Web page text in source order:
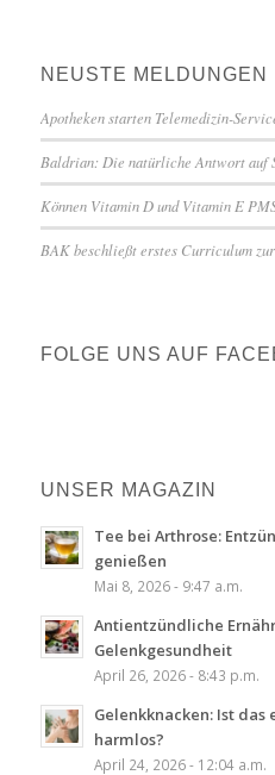
NEUSTE MELDUNGEN
Apotheken starten Telemedizin-
Baldrian: Die natürliche Antwort auf
Können Vitamin D und Vitamin E
BAK beschließt erstes Curriculum
FOLGE UNS AUF
UNSER MAGAZIN
Tee bei Arthrose:
genießen
Mai 8, 2026 - 9:47 a.m.
Antientzündliche
Gelenkgesundheit
April 26, 2026 - 8:43 p.m.
Gelenkknacken: Ist
harmlos?
April 24, 2026 - 12:04 a.m.